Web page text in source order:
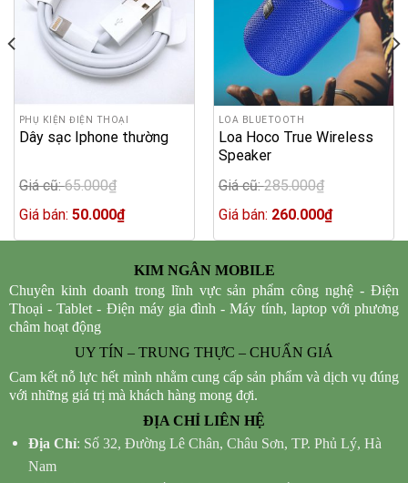
PHỤ KIỆN ĐIỆN THOẠI
Dây sạc Iphone thường
Giá cũ:65.000₫
price
65.000₫.
Giá bán: 50.000₫Current
price
is:
LOA BLUETOOTH
Loa Hoco True Wireless
Speaker
Giá cũ:285.000₫
price
285.000₫.
Giá bán: 260.000₫Current
price
is:
KIM NGÂN MOBILE
Chuyên kinh doanh trong lĩnh vực sản phẩm công nghệ - Điện
Thoại - Tablet - Điện máy gia đình - Máy tính, laptop với phương
châm hoạt động
UY TÍN – TRUNG THỰC – CHUẨN GIÁ
Cam kết nỗ lực hết mình nhằm cung cấp sản phẩm và dịch vụ đúng
với những giá trị mà khách hàng mong đợi.
ĐỊA CHỈ LIÊN HỆ
Địa Chỉ: Số 32, Đường Lê Chân, Châu Sơn, TP. Phủ Lý, Hà
Nam